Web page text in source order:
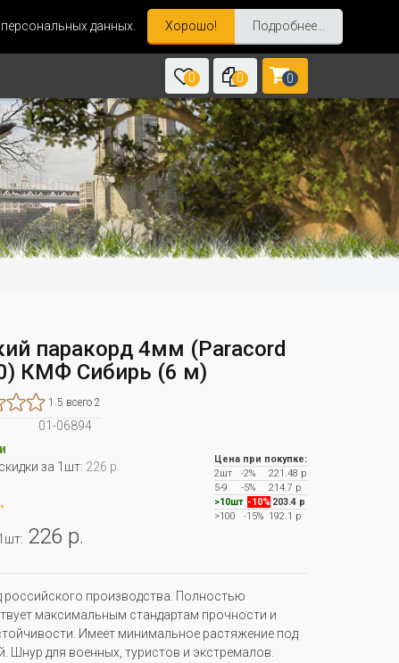
данных. Хорошо! Подробнее...
0 0 0
паракорд 4мм (Paracord
КМФ Сибирь (6 м)
1.5 всего 2
01-06894
за 1шт: 226 р.
226 р.
Цена при покупке:
2шт
-2%
221.48 р
5-9
-5%
214.7 р
>10шт -10% 203.4 р
>100
-15%192.1 р
российского производства. Полностью
максимальным стандартам прочности и
Имеет минимальное растяжение под
Шнур для военных, туристов и экстремалов.